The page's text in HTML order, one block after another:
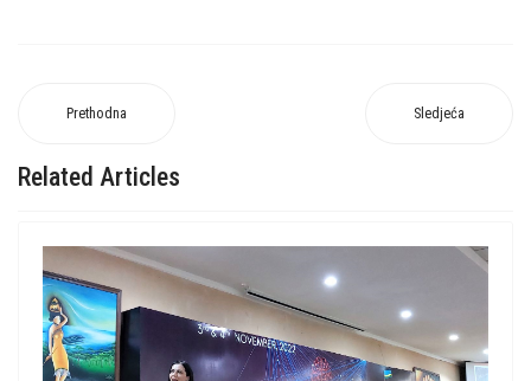
Prethodna Sledjeća
Related Articles